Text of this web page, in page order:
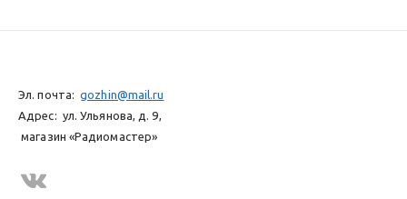
Эл. почта: gozhin@mail.ru
Адрес: ул. Ульянова, д. 9,
магазин «Радиомастер»